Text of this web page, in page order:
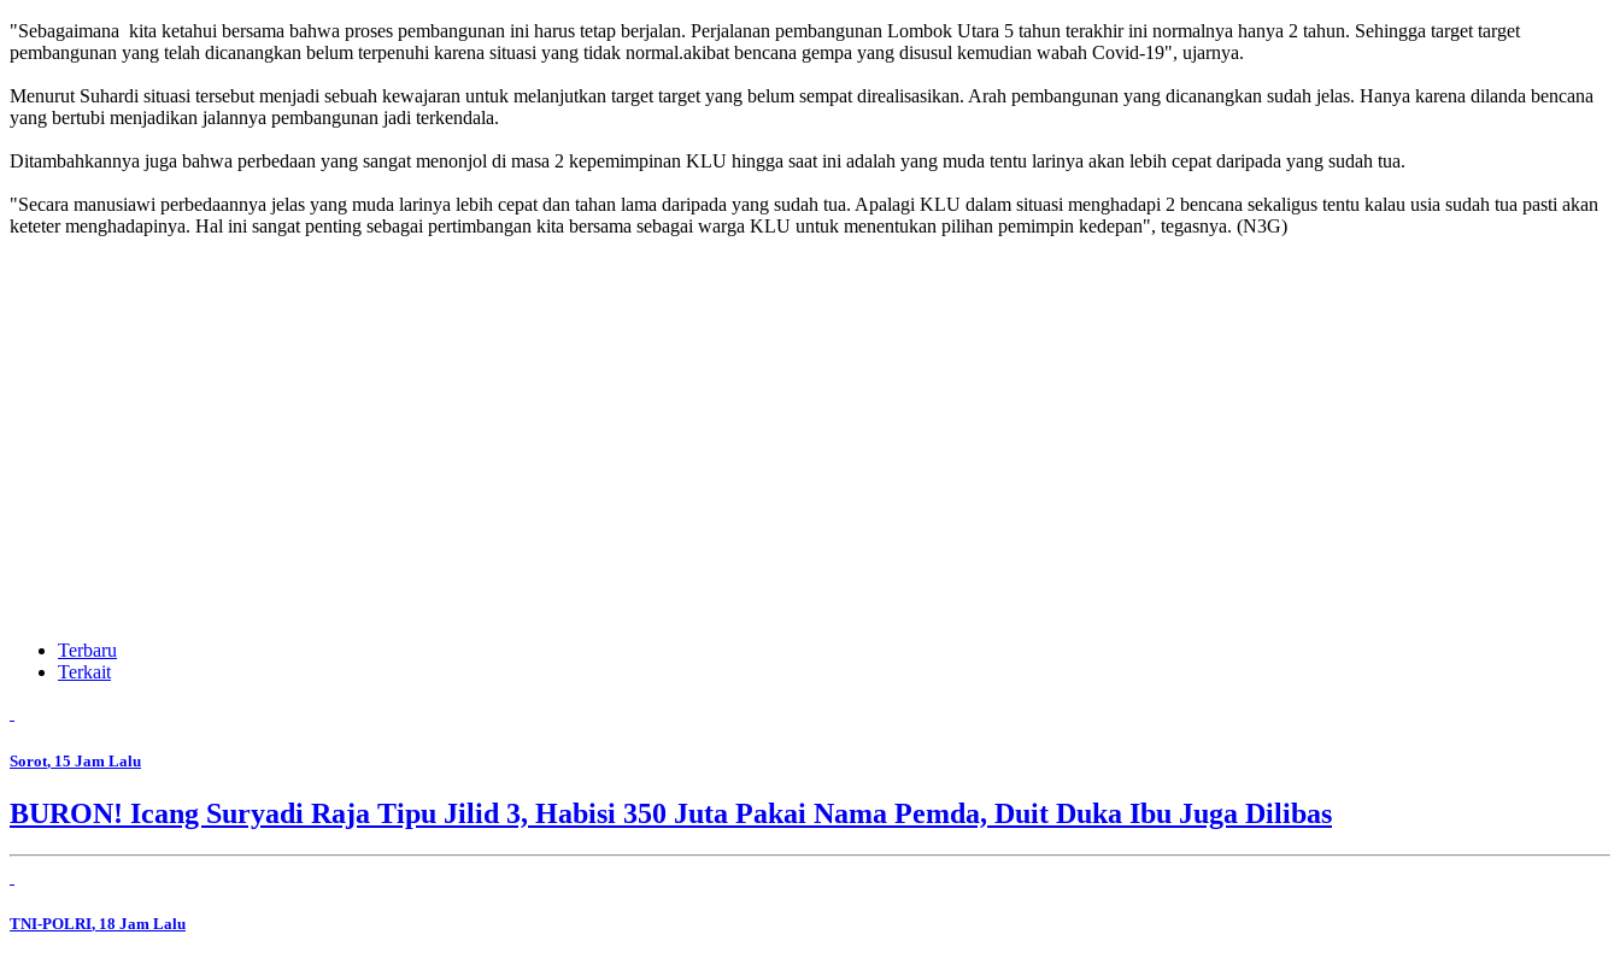
"Sebagaimana kita ketahui bersama bahwa proses pembangunan ini harus tetap berjalan. Perjalanan pembangunan Lombok Utara 5 tahun terakhir ini normalnya hanya 2 tahun. Sehingga target target
pembangunan yang telah dicanangkan belum terpenuhi karena situasi yang tidak normal.akibat bencana gempa yang disusul kemudian wabah Covid-19", ujarnya.
Menurut Suhardi situasi tersebut menjadi sebuah kewajaran untuk melanjutkan target target yang belum sempat direalisasikan. Arah pembangunan yang dicanangkan sudah jelas. Hanya karena dilanda bencana
yang bertubi menjadikan jalannya pembangunan jadi terkendala.
Ditambahkannya juga bahwa perbedaan yang sangat menonjol di masa 2 kepemimpinan KLU hingga saat ini adalah yang muda tentu larinya akan lebih cepat daripada yang sudah tua.
"Secara manusiawi perbedaannya jelas yang muda larinya lebih cepat dan tahan lama daripada yang sudah tua. Apalagi KLU dalam situasi menghadapi 2 bencana sekaligus tentu kalau usia sudah tua pasti akan
keteter menghadapinya. Hal ini sangat penting sebagai pertimbangan kita bersama sebagai warga KLU untuk menentukan pilihan pemimpin kedepan", tegasnya. (N3G)
Terbaru
Terkait
Sorot, 15 Jam Lalu
BURON! Icang Suryadi Raja Tipu Jilid 3, Habisi 350 Juta Pakai Nama Pemda, Duit Duka Ibu Juga Dilibas
TNI-POLRI, 18 Jam Lalu